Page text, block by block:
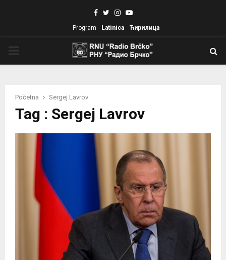
Facebook
TwitterInstagram
Youtube
Program Latinica Ћирилица
Početna Sergej Lavrov
Tag : Sergej Lavrov